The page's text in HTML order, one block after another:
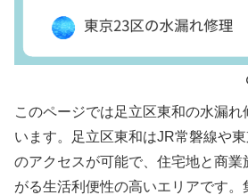
このページでは足立区東和の水漏れ
います。足立区東和はJR常磐線や
のアクセスが可能で、住宅地と商
がる生活利便性の高いエリアです